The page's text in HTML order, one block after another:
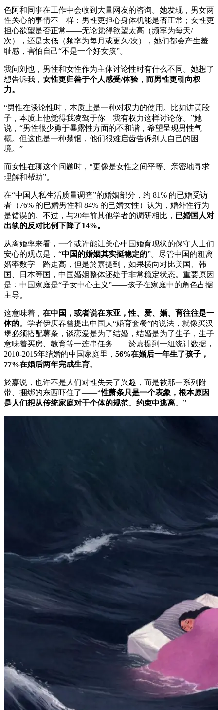
色阿和同事在工作中会收到大量网友的咨询。她发现，男女两
性关心的事情不一样：男性更担心身体机能是否正常；女性更
担心欲望是否正常——无论觉得欲望太高（频率为每天/
次），还是太低（频率为每月或更久/次），她们都会产生羞
耻感，害怕自己“不是一个好女孩”。
我问刘也，男性和女性作为主体讨论性时有什么不同。她想了
想告诉我， 女性更归咎于个人感受/体验，而男性更引向权
力。
“男性在谈论性时，本质上是一种对权力的使用。比如讲黄段
子，本质上他觉得我凌驾于你，我有权力这样讨论你。”她
说，“男性很少勇于暴露性方面的不和谐，希望呈现男性气
概。但这也是一种禁锢，他们很难启齿告诉别人自己的困
境。”
而女性在聊这个问题时，“更像是女性之间平等、亲密地寻求
理解和帮助”。
在“中国人私生活质量调查”的婚姻部分，约 81% 的已婚受访
者（76% 的已婚男性和 84% 的已婚女性）认为，婚外性行为
是错误的。不过，与20年前其他学者的调研相比， 已婚国人对
出轨的反对比例下降了14%。
从离婚率来看，一个或许能让关心中国婚育现状的保守人士们
安心的观点是，“中国的婚姻其实挺稳定的”。尽管中国的粗离
婚率数字一路走高，但是於嘉提到，如果横向对比美国、韩
国、日本等国，中国婚姻整体还处于非常稳定状态。重要原因
是：中国家庭是“子女中心主义”——孩子在家庭中的角色占据
主导。
这意味着， 在中国，或者说在东亚，性、爱、婚、育往往是一
体的。学者伊庆春曾提出中国人“婚育套餐”的说法，就像买汉
堡必须搭配薯条，谈恋爱是为了结婚，结婚是为了生子，生子
意味着买房、教育等一连串任务——於嘉提到一组统计数据，
2010-2015年结婚的中国家庭里， 56%在婚后一年生了孩子，
77%在婚后两年完成生育。
於嘉说，也许不是人们对性失去了兴趣，而是被那一系列附
带、捆绑的东西吓住了——“性萧条只是一个表象，根本原因
是人们想从传统家庭对于个体的规范、约束中逃离。”